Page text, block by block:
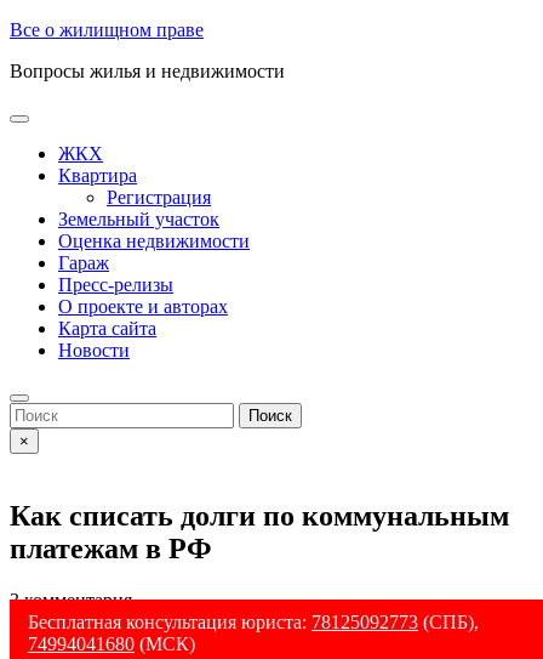
Skip
content
Все о жилищном праве
Вопросы жилья и недвижимости
Open
ButtonЖКХ
Квартира
Регистрация
Земельный участок
Оценка недвижимости
Гараж
Пресс-релизы
О проекте и авторах
Карта сайта
Новости
Close
Button
Search
for:
×
Как списать долги по коммунальным
платежам в РФ
3 комментария
Бесплатная консультация юриста: 78125092773 (СПБ),
74994041680 (МСК)